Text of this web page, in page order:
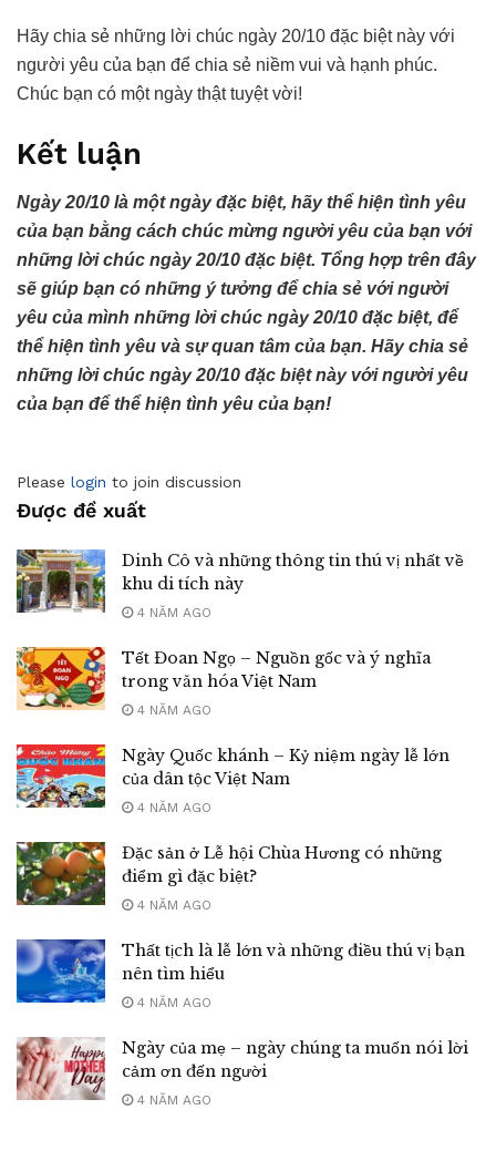
Hãy chia sẻ những lời chúc ngày 20/10 đặc biệt này với
người yêu của bạn để chia sẻ niềm vui và hạnh phúc.
Chúc bạn có một ngày thật tuyệt vời!
Kết luận
Ngày 20/10 là một ngày đặc biệt, hãy thể hiện tình yêu
của bạn bằng cách chúc mừng người yêu của bạn với
những lời chúc ngày 20/10 đặc biệt. Tổng hợp trên đây
sẽ giúp bạn có những ý tưởng để chia sẻ với người
yêu của mình những lời chúc ngày 20/10 đặc biệt, để
thể hiện tình yêu và sự quan tâm của bạn. Hãy chia sẻ
những lời chúc ngày 20/10 đặc biệt này với người yêu
của bạn để thể hiện tình yêu của bạn!
Please login to join discussion
Được đề xuất
Dinh Cô và những thông tin thú vị nhất về
khu di tích này
4 NĂM AGO
Tết Đoan Ngọ – Nguồn gốc và ý nghĩa
trong văn hóa Việt Nam
4 NĂM AGO
Ngày Quốc khánh – Kỷ niệm ngày lễ lớn
của dân tộc Việt Nam
4 NĂM AGO
Đặc sản ở Lễ hội Chùa Hương có những
điểm gì đặc biệt?
4 NĂM AGO
Thất tịch là lễ lớn và những điều thú vị bạn
nên tìm hiểu
4 NĂM AGO
Ngày của mẹ – ngày chúng ta muốn nói lời
cảm ơn đến người
4 NĂM AGO